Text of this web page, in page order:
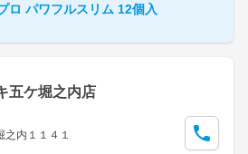
ロ パワフルスリム 12個入
五ケ堀之内店
内１１４１